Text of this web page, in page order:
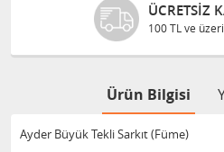
ÜCRETSIZ
100 TL ve
Ürün Bilgisi
Ayder Büyük Tekli Sarkıt (Füme)